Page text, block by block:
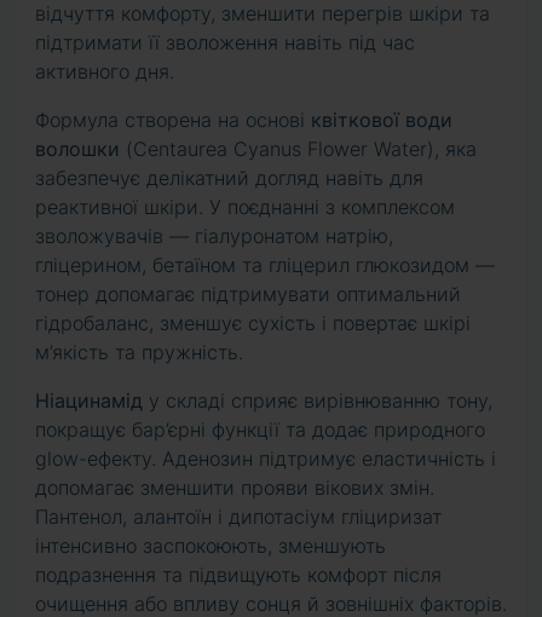
відчуття комфорту, зменшити перегрів шкіри та
підтримати її зволоження навіть під час
активного дня.
Формула створена на основі квіткової води
волошки (Centaurea Cyanus Flower Water), яка
забезпечує делікатний догляд навіть для
реактивної шкіри. У поєднанні з комплексом
зволожувачів — гіалуронатом натрію,
гліцерином, бетаїном та гліцерил глюкозидом —
тонер допомагає підтримувати оптимальний
гідробаланс, зменшує сухість і повертає шкірі
м’якість та пружність.
Ніацинамід у складі сприяє вирівнюванню тону,
покращує бар’єрні функції та додає природного
glow-ефекту. Аденозин підтримує еластичність і
допомагає зменшити прояви вікових змін.
Пантенол, алантоїн і дипотасіум гліциризат
інтенсивно заспокоюють, зменшують
подразнення та підвищують комфорт після
очищення або впливу сонця й зовнішніх факторів.